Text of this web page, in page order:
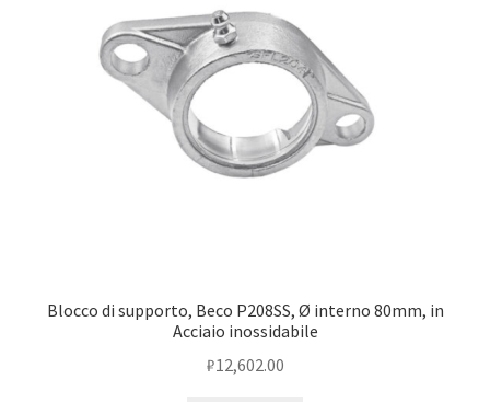
Blocco di supporto, Beco P208SS, Ø interno 80mm, in
Acciaio inossidabile
₽12,602.00